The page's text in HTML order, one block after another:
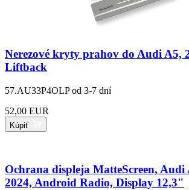
Nerezové kryty prahov do Audi A5,
Liftback
57.AU33P4OLP od 3-7 dní
52,00 EUR
Kúpiť
Ochrana displeja MatteScreen, Audi
2024, Android Radio, Display 12,3"